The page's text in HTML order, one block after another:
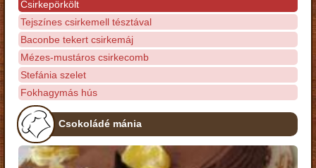
Csirkepörkölt
Tejszínes csirkemell tésztával
Baconbe tekert csirkemáj
Mézes-mustáros csirkecomb
Stefánia szelet
Fokhagymás hús
Csokoládé mánia